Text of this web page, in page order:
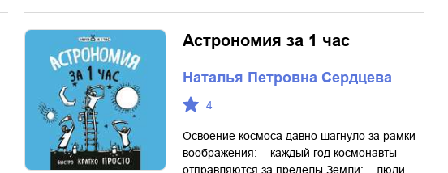
Астрономия за 1 час
Наталья Петровна Сердцева
4
Освоение космоса давно шагнуло за рамки
воображения: – каждый год космонавты
отправляются за пределы Земли; – люди